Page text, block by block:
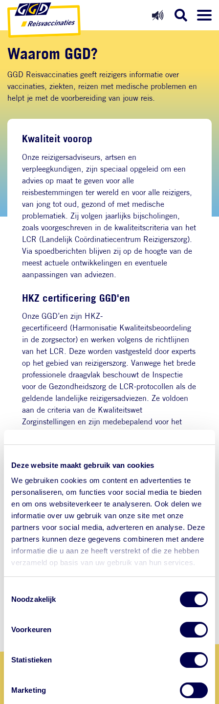
Deze website maakt gebruik van cookies
We gebruiken cookies om content en advertenties te
personaliseren, om functies voor social media te bieden
en om ons websiteverkeer te analyseren. Ook delen we
informatie over uw gebruik van onze site met onze
partners voor social media, adverteren en analyse. Deze
partners kunnen deze gegevens combineren met andere
informatie die u aan ze heeft verstrekt of die ze hebben
verzameld op basis van uw gebruik van hun services.
Noodzakelijk
Voorkeuren
Statistieken
Marketing
Direct naar inhoud
Direct naar hoofdnavigatie
Direct naar zoekfunctie
Let op waar je op klikt.
Wil je bij de GGD een afspraak maken
Dé reizigerswebsite van 24
adverteren met de letters 'GGD' in
Waarom GGD?
GGD Reisvaccinaties geeft reizigers informatie over
vaccinaties, ziekten, reizen met medische problemen en
helpt je met de voorbereiding van jouw reis.
Kwaliteit voorop
Onze reizigersadviseurs, artsen en
verpleegkundigen, zijn speciaal opgeleid om een
advies op maat te geven voor alle
reisbestemmingen ter wereld en voor alle reizigers,
van jong tot oud, gezond of met medische
problematiek. Zij volgen jaarlijks bijscholingen,
zoals voorgeschreven in de kwaliteitscriteria van het
LCR (Landelijk Coördinatiecentrum Reizigerszorg)
Via spoedberichten blijven zij op de hoogte van de
meest actuele ontwikkelingen en eventuele
aanpassingen van adviezen.
HKZ certificering GGD'en
Onze GGD’en zijn HKZ-
gecertificeerd (Harmonisatie Kwaliteitsbeoordeling
in de zorgsector) en werken volgens de richtlijnen
van het LCR. Deze worden vastgesteld door experts
op het gebied van reizigerszorg. Vanwege het brede
professionele draagvlak beschouwt de Inspectie
voor de Gezondheidszorg de LCR-protocollen als de
geldende landelijke reizigersadviezen. Ze voldoen
aan de criteria van de Kwaliteitswet
Zorginstellingen en zijn medebepalend voor het
reizigersadvisering.
De beste keus
De GGD’en in Nederland hebben al tientallen jaren
ervaring met het geven van reisadviezen en
reisvaccinaties. Dat zorgt ervoor dat bij onze
medewerkers veel kennis aanwezig is.
GGD Reisvaccinaties: daar kun je mee op
Ga jij op reis? Zoek op deze GGD website welke vaccinaties